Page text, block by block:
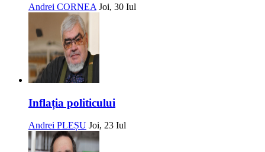
Andrei CORNEA Joi, 30 Iul
Inflația politicului
Andrei PLEȘU Joi, 23 Iul